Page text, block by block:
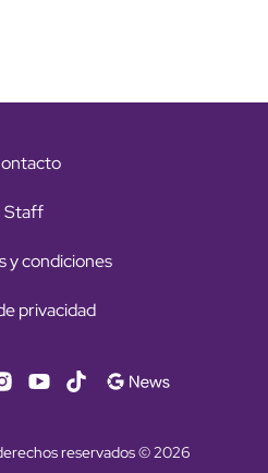
Staff
y condiciones
privacidad
reservados © 2026